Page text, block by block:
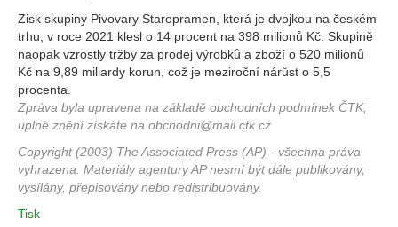
Zisk skupiny Pivovary Staropramen, která je dvojkou na českém
trhu, v roce 2021 klesl o 14 procent na 398 milionů Kč. Skupině
naopak vzrostly tržby za prodej výrobků a zboží o 520 milionů
Kč na 9,89 miliardy korun, což je meziroční nárůst o 5,5
procenta.
Zpráva byla upravena na základě obchodních podmínek ČTK,
uplné znění získáte na obchodni@mail.ctk.cz
Copyright (2003) The Associated Press (AP) - všechna práva
vyhrazena. Materiály agentury AP nesmí být dále publikovány,
vysílány, přepisovány nebo redistribuovány.
Tisk